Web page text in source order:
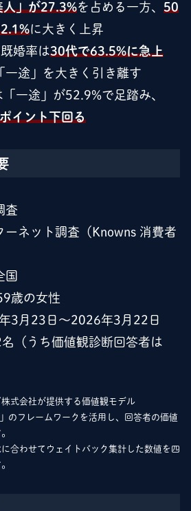
」が27.3%を占める一方、 50
に大きく上昇
婚率は30代で63.5%に急上
一途」を大きく引き離す
一途」が52.9%で足踏み、
イント下回る
査
ネット調査（Knowns 消費者
国
の女性
3月23日～2026年3月22日
（うち価値観診断回答者は
式会社が提供する価値観モデル
のフレームワークを活用し、回答者の価値
合わせてウェイトバック集計した数値を四